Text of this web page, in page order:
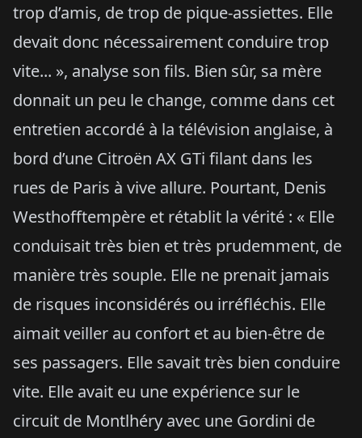
trop d’amis, de trop de pique-assiettes. Elle
devait donc nécessairement conduire trop
vite... », analyse son fils. Bien sûr, sa mère
donnait un peu le change, comme dans cet
entretien accordé à la télévision anglaise, à
bord d’une Citroën AX GTi filant dans les
rues de Paris à vive allure. Pourtant, Denis
Westhofftempère et rétablit la vérité : « Elle
conduisait très bien et très prudemment, de
manière très souple. Elle ne prenait jamais
de risques inconsidérés ou irréfléchis. Elle
aimait veiller au confort et au bien-être de
ses passagers. Elle savait très bien conduire
vite. Elle avait eu une expérience sur le
circuit de Montlhéry avec une Gordini de